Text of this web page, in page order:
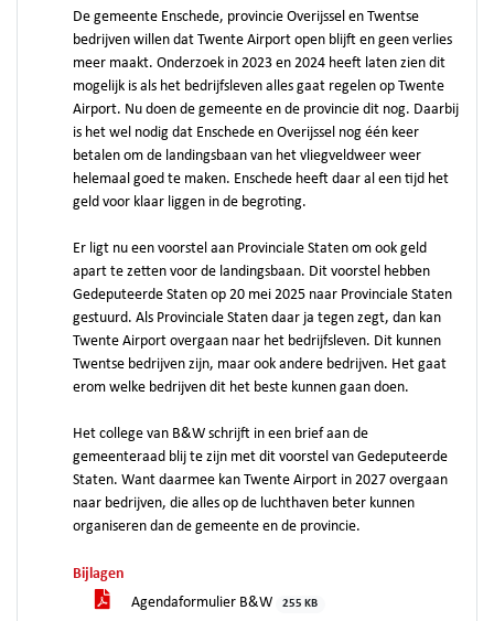
De gemeente Enschede, provincie Overijssel en Twentse
bedrijven willen dat Twente Airport open blijft en geen verlies
meer maakt. Onderzoek in 2023 en 2024 heeft laten zien dit
mogelijk is als het bedrijfsleven alles gaat regelen op Twente
Airport. Nu doen de gemeente en de provincie dit nog. Daarbij
is het wel nodig dat Enschede en Overijssel nog één keer
betalen om de landingsbaan van het vliegveldweer weer
helemaal goed te maken. Enschede heeft daar al een tijd het
geld voor klaar liggen in de begroting.
Er ligt nu een voorstel aan Provinciale Staten om ook geld
apart te zetten voor de landingsbaan. Dit voorstel hebben
Gedeputeerde Staten op 20 mei 2025 naar Provinciale Staten
gestuurd. Als Provinciale Staten daar ja tegen zegt, dan kan
Twente Airport overgaan naar het bedrijfsleven. Dit kunnen
Twentse bedrijven zijn, maar ook andere bedrijven. Het gaat
erom welke bedrijven dit het beste kunnen gaan doen.
Het college van B&W schrijft in een brief aan de
gemeenteraad blij te zijn met dit voorstel van Gedeputeerde
Staten. Want daarmee kan Twente Airport in 2027 overgaan
naar bedrijven, die alles op de luchthaven beter kunnen
organiseren dan de gemeente en de provincie.
Bijlagen
Agendaformulier B&W
255 KB